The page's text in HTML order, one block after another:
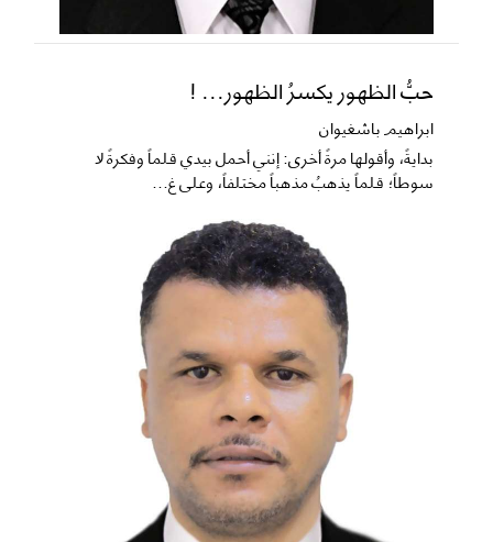
حبُّ الظهور يكسرُ الظهور... !
ابراهيم باشغيوان
​بدايةً، وأقولها مرةً أخرى: إنني أحمل بيدي قلماً وفكرةً لا
سوطاً؛ قلماً يذهبُ مذهباً مختلفاً، وعلى غ...